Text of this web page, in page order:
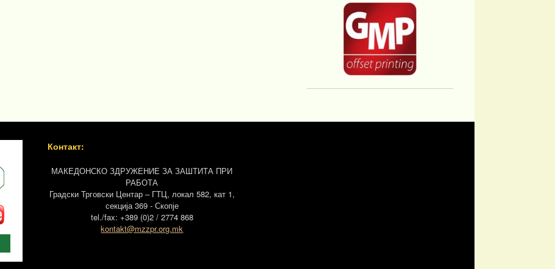
Контакт:
МАКЕДОНСКО ЗДРУЖЕНИЕ ЗА ЗАШТИТА ПРИ
РАБОТА
Градски Трговски Центар – ГТЦ, локал 582, кат 1,
секција 369 - Скопје
tel./fax: +389 (0)2 / 2774 868
kontakt@mzzpr.org.mk